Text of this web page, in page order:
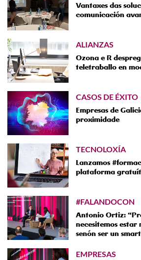
Vantaxes das
comunicación
ALIANZAS
Ozona e R
teletraballo en
CASOS DE ÉXITO
Empresas de
proximidade
TECNOLOXÍA
Lanzamos
plataforma
#FALANDOCON
Antonio Ortiz:
necesitemos
senón ser un
EMPRESAS